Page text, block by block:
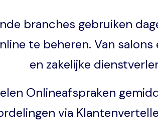
branches gebruiken
te beheren. Van
en zakelijke
Onlineafspraken
via